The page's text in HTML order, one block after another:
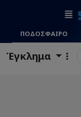
ΠΟΔΟΣΦΑΙΡΟ
Έγκλημα